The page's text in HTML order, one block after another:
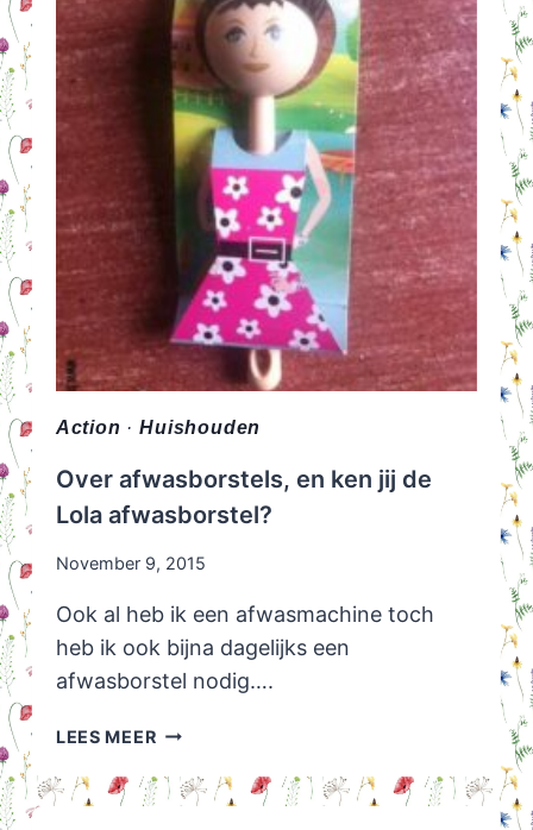
Action ·Huishouden
Over afwasborstels, en ken jij de
Lola afwasborstel?
November 9, 2015
Ook al heb ik een afwasmachine toch
heb ik ook bijna dagelijks een
afwasborstel nodig….
LEES MEEROVER
EN